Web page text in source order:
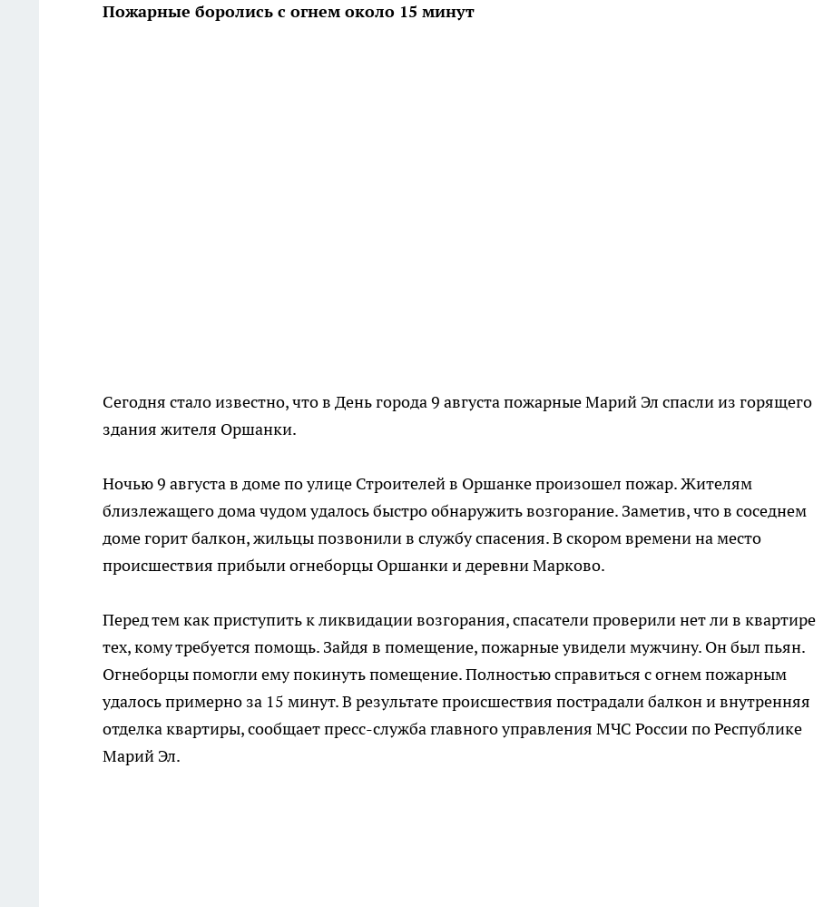
Пожарные боролись с огнем около 15 минут
Сегодня стало известно, что в День города 9 августа пожарные Марий Эл спасли из горящего
здания жителя Оршанки.
Ночью 9 августа в доме по улице Строителей в Оршанке произошел пожар. Жителям
близлежащего дома чудом удалось быстро обнаружить возгорание. Заметив, что в соседнем
доме горит балкон, жильцы позвонили в службу спасения. В скором времени на место
происшествия прибыли огнеборцы Оршанки и деревни Марково.
Перед тем как приступить к ликвидации возгорания, спасатели проверили нет ли в квартире
тех, кому требуется помощь. Зайдя в помещение, пожарные увидели мужчину. Он был пьян.
Огнеборцы помогли ему покинуть помещение. Полностью справиться с огнем пожарным
удалось примерно за 15 минут. В результате происшествия пострадали балкон и внутренняя
отделка квартиры, сообщает пресс-служба главного управления МЧС России по Республике
Марий Эл.